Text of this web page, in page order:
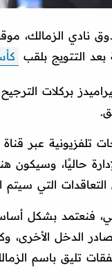
نادي الزمالك،
التتويج بلقب
بركلات
عبر
حاليًا، وسيكون
التي سيتم
مصادر الدخل
تليق باسم